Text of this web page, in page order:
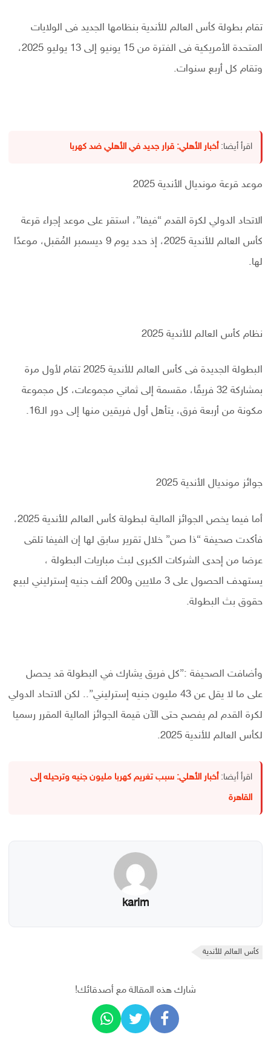
تقام بطولة كأس العالم للأندية بنظامها الجديد فى الولايات
المتحدة الأمريكية فى الفترة من 15 يونيو إلى 13 يوليو 2025،
وتقام كل أربع سنوات.
اقرأ أيضا: أخبار الأهلي: قرار جديد في الأهلي ضد كهربا
موعد قرعة مونديال الأندية 2025
الاتحاد الدولي لكرة القدم “فيفا”، استقر على موعد إجراء قرعة
كأس العالم للأندية 2025، إذ حدد يوم 9 ديسمبر المُقبل، موعدًا
لها.
نظام كأس العالم للأندية 2025
البطولة الجديدة فى كأس العالم للأندية 2025 تقام لأول مرة
بمشاركة 32 فريقًا، مقسمة إلى ثماني مجموعات، كل مجموعة
مكونة من أربعة فرق، يتأهل أول فريقين منها إلى دور الـ16.
جوائز مونديال الأندية 2025
أما فيما يخص الجوائز المالية لبطولة كأس العالم للأندية 2025،
فأكدت صحيفة “ذا صن” خلال تقرير سابق لها إن الفيفا تلقى
عرضا من إحدى الشركات الكبرى لبث مباريات البطولة ،
يستهدف الحصول على 3 ملايين و200 ألف جنيه إسترليني لبيع
حقوق بث البطولة.
وأضافت الصحيفة :”كل فريق يشارك في البطولة قد يحصل
على ما لا يقل عن 43 مليون جنيه إسترليني”.. لكن الاتحاد الدولي
لكرة القدم لم يفصح حتى الآن قيمة الجوائز المالية المقرر رسميا
لكأس العالم للأندية 2025.
اقرأ أيضا: أخبار الأهلي: سبب تغريم كهربا مليون جنيه وترحيله إلى
القاهرة
karim
كأس العالم للأندية
شارك هذه المقالة مع أصدقائك!